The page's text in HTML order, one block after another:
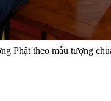
Phật theo mẫu tượng